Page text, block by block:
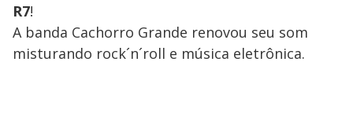
R7!
A banda Cachorro Grande renovou seu som
misturando rock´n´roll e música eletrônica.